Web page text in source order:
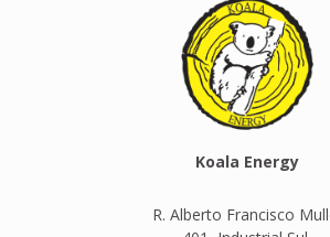
Koala Energy
R. Alberto Francisco